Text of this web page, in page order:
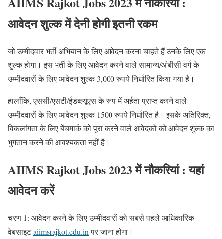
आवेदन शुल्क में देनी होगी इतनी रकम
जो उम्मीदवार भर्ती अभियान के लिए आवेदन करना चाहते हैं उनके लिए एक
शुल्क होगा। इस भर्ती के लिए आवेदन करने वाले सामान्य/ओबीसी वर्ग के
उम्मीदवारों के लिए आवेदन शुल्क 3,000 रुपये निर्धारित किया गया है।
हालाँकि, एससी/एसटी/ईडब्ल्यूएस के रूप में अर्हता प्राप्त करने वाले
उम्मीदवारों के लिए आवेदन शुल्क 1500 रुपये निर्धारित है। इसके अतिरिक्त,
विकलांगता के लिए बेंचमार्क को पूरा करने वाले आवेदकों को आवेदन शुल्क का
भुगतान करने की आवश्यकता नहीं है।
AIIMS Rajkot Jobs 2023 में नौकरियां : यहां
आवेदन करें
चरण 1: आवेदन करने के लिए उम्मीदवारों को सबसे पहले आधिकारिक
वेबसाइटaiimsrajkot.edu.inपर जाना होगा।